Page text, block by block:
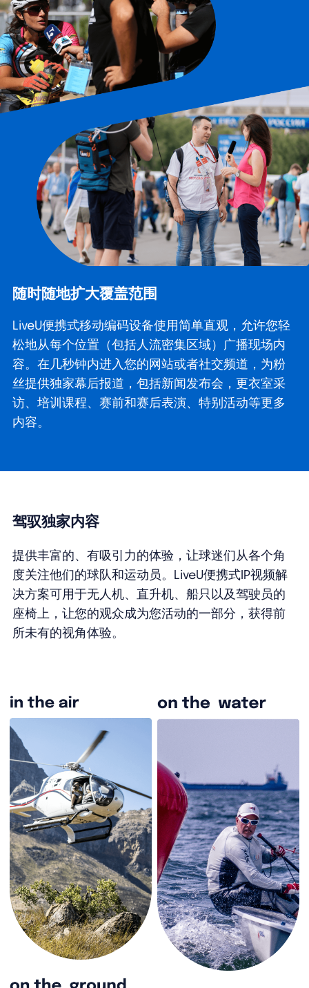
随时随地扩大覆盖范围
LiveU便携式移动编码设备使用简单直观，允许您轻
松地从每个位置（包括人流密集区域）广播现场内
容。在几秒钟内进入您的网站或者社交频道，为粉
丝提供独家幕后报道，包括新闻发布会，更衣室采
访、培训课程、赛前和赛后表演、特别活动等更多
内容。
驾驭独家内容
提供丰富的、有吸引力的体验，让球迷们从各个角
度关注他们的球队和运动员。LiveU便携式IP视频解
决方案可用于无人机、直升机、船只以及驾驶员的
座椅上，让您的观众成为您活动的一部分，获得前
所未有的视角体验。